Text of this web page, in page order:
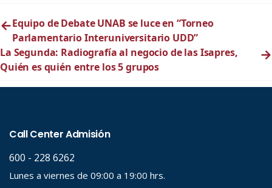
←Equipo de Debate UNAB se luce en “Torneo
Parlamentario Interuniversitario UDD”
La Segunda: Radiografía al negocio de las Isapres,
Quién es quién entre los 5 grupos
→